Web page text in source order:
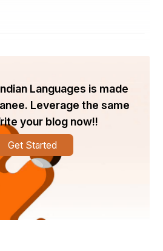
Languages is made
Leverage the same
your blog now!!
Get Started